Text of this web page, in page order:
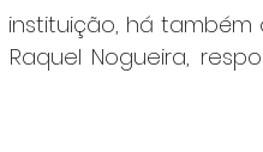
há também
Nogueira,